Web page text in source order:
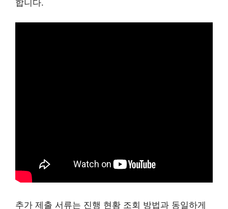
합니다.
추가 제출 서류는 진행 현황 조회 방법과 동일하게